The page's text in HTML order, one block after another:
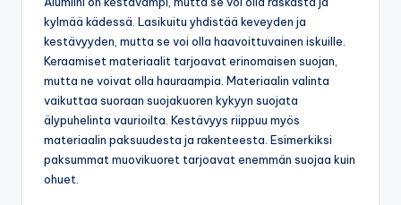
kylmää kädessä. Lasikuitu yhdistää keveyden ja
kestävyyden, mutta se voi olla haavoittuvainen iskuille.
Keraamiset materiaalit tarjoavat erinomaisen suojan,
mutta ne voivat olla hauraampia. Materiaalin valinta
vaikuttaa suoraan suojakuoren kykyyn suojata
älypuhelinta vaurioilta. Kestävyys riippuu myös
materiaalin paksuudesta ja rakenteesta. Esimerkiksi
paksummat muovikuoret tarjoavat enemmän suojaa kuin
ohuet.